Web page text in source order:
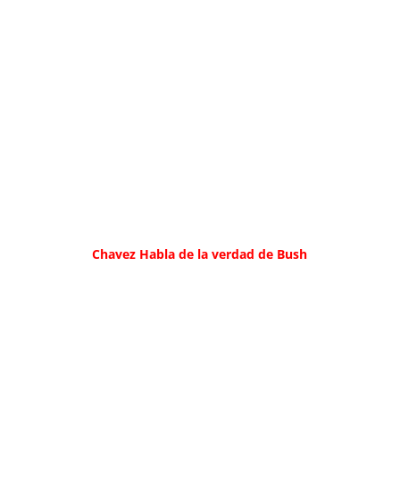
Chavez Habla de la verdad de Bush